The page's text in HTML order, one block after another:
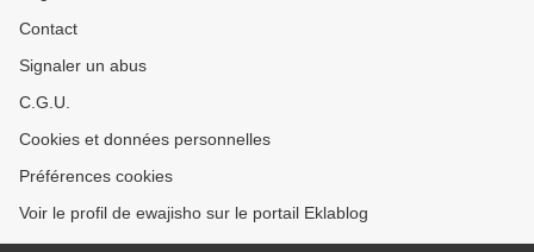
Contact
Signaler un abus
C.G.U.
Cookies et données personnelles
Préférences cookies
Voir le profil de ewajisho sur le portail Eklablog